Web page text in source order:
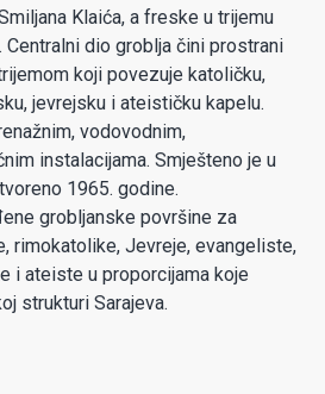
Klaića, a freske u trijemu
dio groblja čini prostrani
koji povezuje katoličku,
jevrejsku i ateističku kapelu.
vodovodnim,
instalacijama. Smješteno je u
1965. godine.
grobljanske površine za
rimokatolike, Jevreje, evangeliste,
i ateiste u proporcijama koje
strukturi Sarajeva.